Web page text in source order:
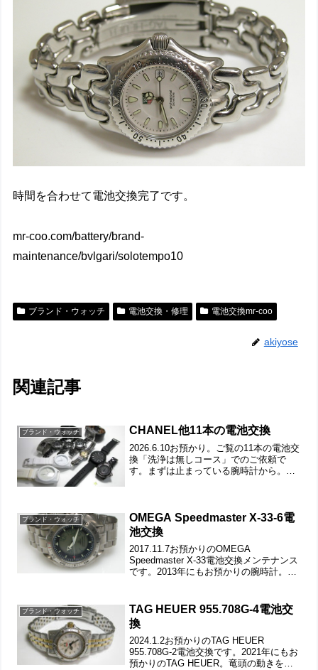
時間を合わせて電池交換完了です。
mr-coo.com/battery/brand-
maintenance/bvlgari/solotempo10
ブランド・ウォッチ 電池交換・修理 電池交換mr-coo
akiyose
関連記事
ブランド・ウォッチ CHANEL他11本の電池交換
2026.6.10お預かり。ご覧の11本の電池交
換「洗浄は無しコース」でのご依頼で
す。まずは止まっている腕時計から。
タリ...
ブランド・ウォッチ
OMEGA Speedmaster X-33-6電
池交換
2017.11.7お預かりのOMEGA
Speedmaster X-33電池交換メンテナンス
です。2013年にもお預かりの腕時計。竜
整位置をチェックします。ベルトごと
洗...
ブランド・ウォッチ
TAG HEUER 955.708G-4電池交
換
2024.1.2お預かりのTAG HEUER
955.708G-2電池交換です。2021年にもお
預かりのTAG HEUER。竜頭の動きをチ